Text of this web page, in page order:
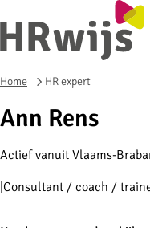
Home HR expert
Ann Rens
Actief vanuit Vlaams-
Consultant / coach /